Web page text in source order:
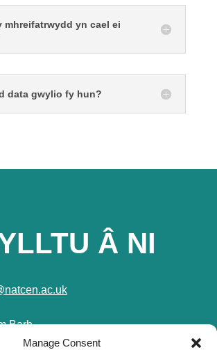
Manage Consent
mhreifatrwydd yn cael ei
data gwylio fy hun?
Â NI
Barb